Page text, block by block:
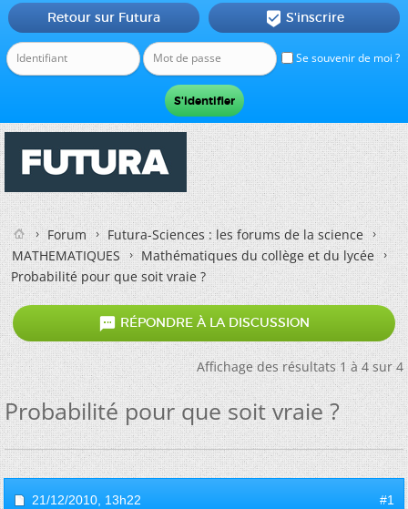
Se souvenir de moi ?
Retour sur Futura  S'inscrire
Forum
Futura-Sciences : les forums de la science
MATHEMATIQUES
Mathématiques du collège et du lycée
Probabilité pour que soit vraie ?
 RÉPONDRE À LA DISCUSSION
Affichage des résultats 1 à 4 sur 4
Probabilité pour que soit vraie ?
21/12/2010, 13h22 #1